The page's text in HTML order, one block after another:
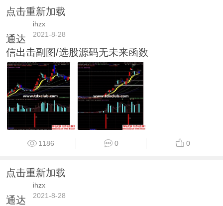
点击重新加载
ihzx
2021-8-28
通达
信出击副图/选股源码无未来函数
1186 0 0
点击重新加载
ihzx
2021-8-28
通达